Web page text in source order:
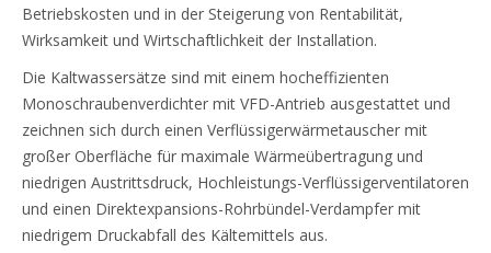
Betriebskosten und in der Steigerung von Rentabilität,
Wirksamkeit und Wirtschaftlichkeit der Installation.
Die Kaltwassersätze sind mit einem hocheffizienten
Monoschraubenverdichter mit VFD-Antrieb ausgestattet und
zeichnen sich durch einen Verflüssigerwärmetauscher mit
großer Oberfläche für maximale Wärmeübertragung und
niedrigen Austrittsdruck, Hochleistungs-Verflüssigerventilatoren
und einen Direktexpansions-Rohrbündel-Verdampfer mit
niedrigem Druckabfall des Kältemittels aus.